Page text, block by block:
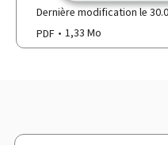
Dernière modification le
PDF
1,33 Mo